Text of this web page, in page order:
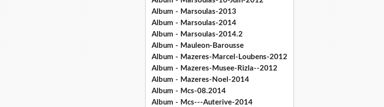
Album - Marsoulas-2013
Album - Marsoulas-2014
Album - Marsoulas-2014.2
Album - Mauleon-Barousse
Album - Mazeres-Marcel-Loubens-2012
Album - Mazeres-Musee-Rizla--2012
Album - Mazeres-Noel-2014
Album - Mcs-08.2014
Album - Mcs---Auterive-2014